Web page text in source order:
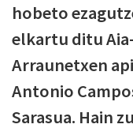
hobeto
elkartu ditu
Arraunetxen
Antonio
Sarasua. Hain